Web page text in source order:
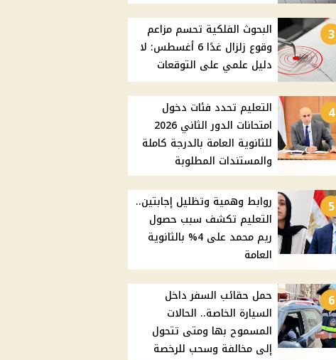
3
البحوث الفلكية تحسم مزاعم
وقوع زلزال غدًا 6 أغسطس: لا
دليل علمي على التوقعات
4
التعليم تحدد فئات دخول
امتحانات الدور الثاني 2026
للثانوية العامة بالدرجة كاملة
والمستندات المطلوبة
5
روابط وهمية وتظليل إجابتين..
التعليم تكشف سبب حصول
ريم محمد على 4% بالثانوية
العامة
6
حمل حقائب السفر داخل
السيارة الخاصة.. الحالات
المسموح بها ومتى تتحول
إلى مخالفة وسحب للرخصة